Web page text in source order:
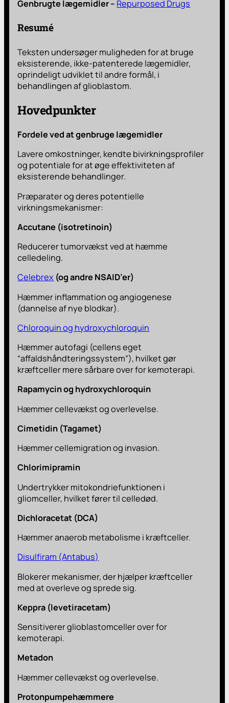
Genbrugte lægemidler – Repurposed Drugs
Resumé
Teksten undersøger muligheden for at bruge
eksisterende, ikke-patenterede lægemidler,
oprindeligt udviklet til andre formål, i
behandlingen af glioblastom.
Hovedpunkter
Fordele ved at genbruge lægemidler
Lavere omkostninger, kendte bivirkningsprofiler
og potentiale for at øge effektiviteten af
eksisterende behandlinger.
Præparater og deres potentielle
virkningsmekanismer:
Accutane (isotretinoin)
Reducerer tumorvækst ved at hæmme
celledeling.
Celebrex (og andre NSAID’er)
Hæmmer inflammation og angiogenese
(dannelse af nye blodkar).
Chloroquin og hydroxychloroquin
Hæmmer autofagi (cellens eget
“affaldshåndteringssystem”), hvilket gør
kræftceller mere sårbare over for kemoterapi.
Rapamycin og hydroxychloroquin
Hæmmer cellevækst og overlevelse.
Cimetidin (Tagamet)
Hæmmer cellemigration og invasion.
Chlorimipramin
Undertrykker mitokondriefunktionen i
gliomceller, hvilket fører til celledød.
Dichloracetat (DCA)
Hæmmer anaerob metabolisme i kræftceller.
Disulfiram (Antabus)
Blokerer mekanismer, der hjælper kræftceller
med at overleve og sprede sig.
Keppra (levetiracetam)
Sensitiverer glioblastomceller over for
kemoterapi.
Metadon
Hæmmer cellevækst og overlevelse.
Protonpumpehæmmere